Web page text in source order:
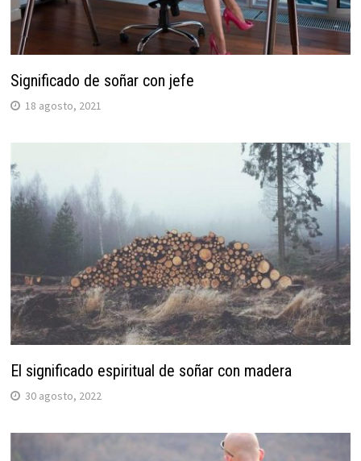
Significado de soñar con jefe
18 agosto, 2021
El significado espiritual de soñar con madera
30 agosto, 2022